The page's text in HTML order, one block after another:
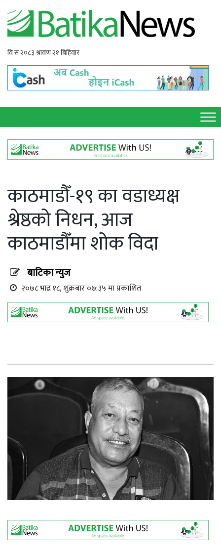
काठमाडौँ-१९ का वडाध्यक्ष
श्रेष्ठको निधन, आज
काठमाडौँमा शोक विदा
बाटिका न्युज
२०७८ भाद्र १८, शुक्रबार ०७:३५ मा प्रकाशित